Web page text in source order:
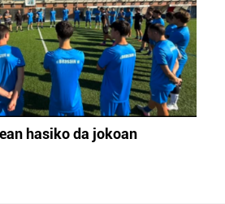
hasiko da jokoan